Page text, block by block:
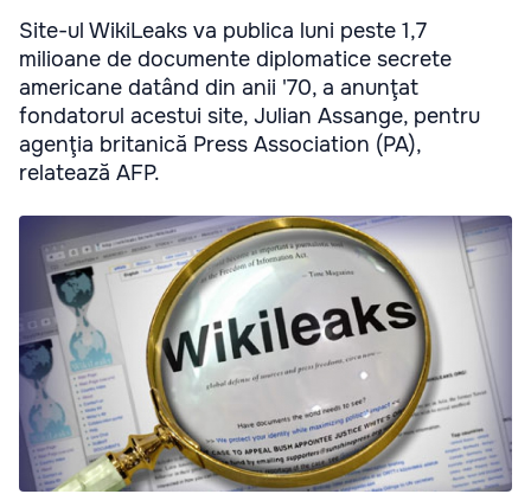
Site-ul WikiLeaks va publica luni peste 1,7
milioane de documente diplomatice secrete
americane datând din anii '70, a anunţat
fondatorul acestui site, Julian Assange, pentru
agenţia britanică Press Association (PA),
relatează AFP.